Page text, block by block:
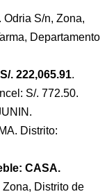
Odria S/n, Zona,
Departamento
. 222,065.91.
S/. 772.50.
Distrito:
CASA.
Distrito de